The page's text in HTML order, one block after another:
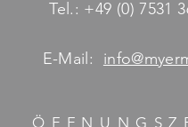
Tel.: +49 (0) 7531
E-Mail: